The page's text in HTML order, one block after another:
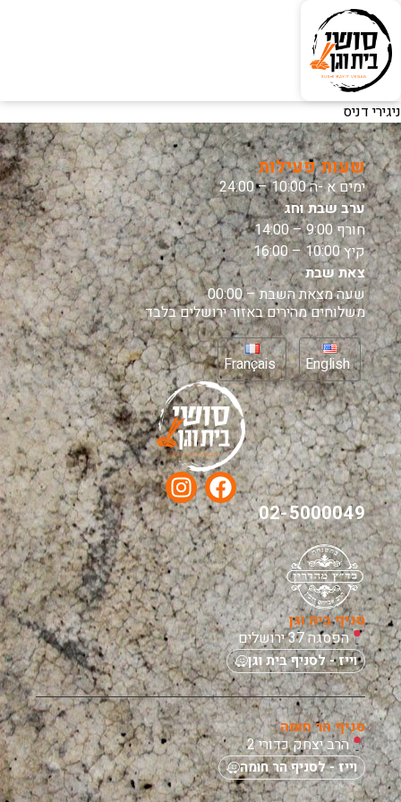
ניגירי דניס
שעות פעילות
ימים א -ה 10:00 – 24:00
ערב שבת וחג
חורף 9:00 – 14:00
קיץ 10:00 – 16:00
צאת שבת
שעה מצאת השבת – 00:00
משלוחים מהירים באזור ירושלים בלבד
English
Français
02-5000049
סניף בית וגן
הפסגה 37 ירושלים
וייז - לסניף בית וגן
סניף הר חומה
הרב יצחק כדורי 2
וייז - לסניף הר חומה